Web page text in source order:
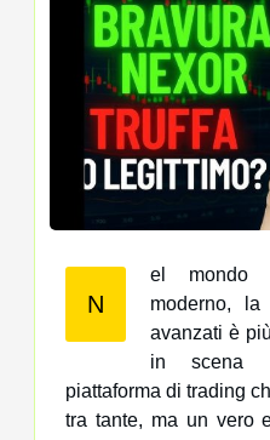
N
el mondo
moderno, la necessità di strumenti
avanzati è
in scena
piattaforma di trading
tra tante, ma un vero